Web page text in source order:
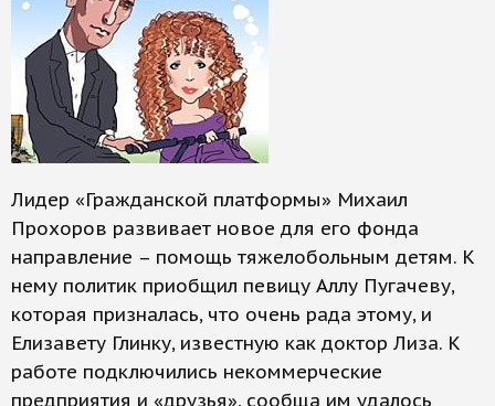
Лидер «Гражданской платформы» Михаил
Прохоров развивает новое для его фонда
направление – помощь тяжелобольным детям. К
нему политик приобщил певицу Аллу Пугачеву,
которая призналась, что очень рада этому, и
Елизавету Глинку, известную как доктор Лиза. К
работе подключились некоммерческие
предприятия и «друзья», сообща им удалось